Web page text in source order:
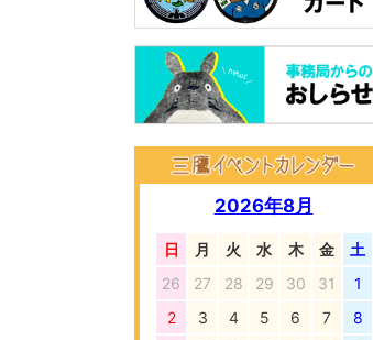
2026年8月
日 月 火 水 木 金
土
26
27 28 29 30 31
1
2
3 4 5 6 7
8